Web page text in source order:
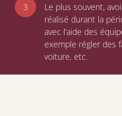
Le plus souvent,
réalisé durant la
avec l’aide des
exemple régler des
voiture, etc.